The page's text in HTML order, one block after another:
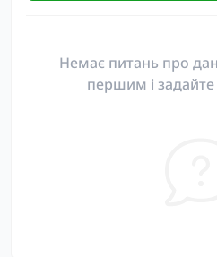
Немає питань про
першим і